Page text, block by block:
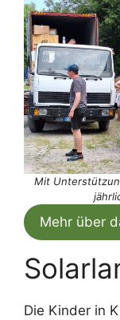
Mit
Mehr über
Die Kinder in